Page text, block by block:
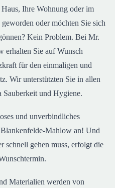
Ihre Wohnung oder im
oder möchten Sie sich
Kein Problem. Bei Mr.
erhalten Sie auf Wunsch
für den einmaligen und
Wir unterstützten Sie in allen
Sauberkeit und Hygiene.
und unverbindliches
Mahlow an! Und
schnell gehen muss, erfolgt die
Materialien werden von